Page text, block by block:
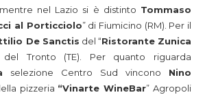
mentre nel Lazio si è distinto Tommaso
al Porticciolo” di Fiumicino (RM). Per il
De Sanctis del “Ristorante Zunica
Tronto (TE). Per quanto riguarda
selezione Centro Sud vincono Nino
pizzeria “Vinarte WineBar” Agropoli